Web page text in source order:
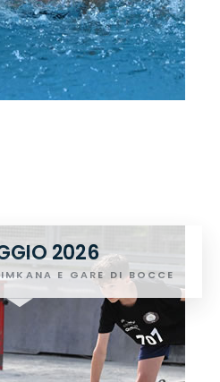
2026
E GARE DI BOCCE